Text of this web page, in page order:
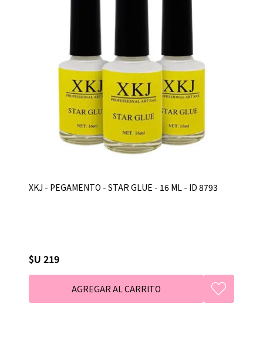
XKJ - PEGAMENTO - STAR GLUE - 16 ML - ID 8793
$U 219